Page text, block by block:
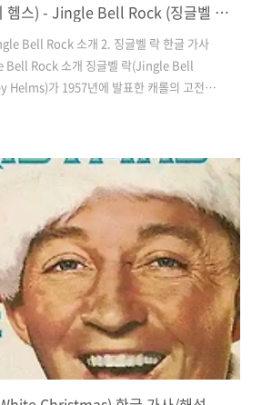
Bobby Helms (바비 헴스) - Jingle Bell Rock (징글벨 락) 한글 가사/해석
Bell Rock 소개 2. 징글벨 락 한글 가사
Bell Rock 소개 징글벨 락(Jingle Bell
Helms)가 1957년에 발표한 캐롤의 고전입
대적인 록앤롤 스타일로 재해석한 곡입니다.
경쾌한 기타 리프가 곡에 활력을 불어넣으
활기를 전달합니다. 이 곡은 발매 이후부터